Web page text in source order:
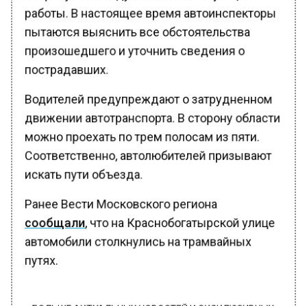
работы. В настоящее время автоинспекторы
пытаются выяснить все обстоятельства
произошедшего и уточнить сведения о
пострадавших.
Водителей предупреждают о затрудненном
движении автотранспорта. В сторону области
можно проехать по трем полосам из пяти.
Соответственно, автолюбителей призывают
искать пути объезда.
Ранее Вести Московского региона
сообщали, что на Краснобогатырской улице
автомобили столкнулись на трамвайных
путях.